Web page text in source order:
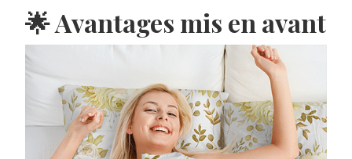
🌟 Avantages mis en avant